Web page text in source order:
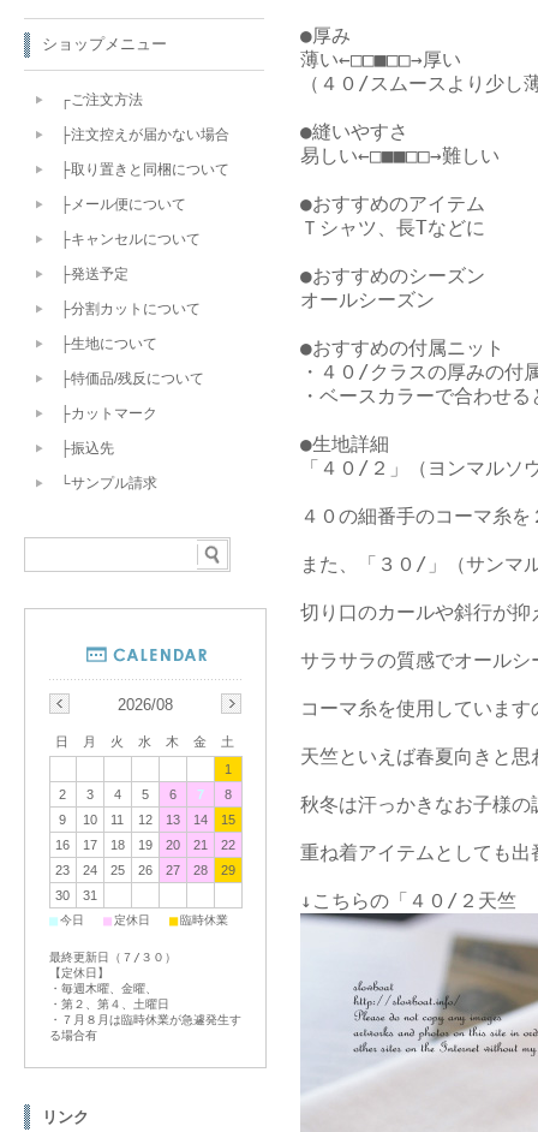
●厚み
薄い←□□■□□→厚い
（４０/スムースより少し
●縫いやすさ
易しい←□■■□□→難しい
●おすすめのアイテム
Ｔシャツ、長Tなどに
●おすすめのシーズン
オールシーズン
●おすすめの付属ニット
・４０/クラスの厚みの付
・ベースカラーで合わせ
●生地詳細
「４０/２」（ヨンマルソ
４０の細番手のコーマ糸
また、「３０/」（サンマ
切り口のカールや斜行が
サラサラの質感でオールシ
コーマ糸を使用していま
天竺といえば春夏向きと思
秋冬は汗っかきなお子様
重ね着アイテムとしても
ショップメニュー
┌ご注文方法
├注文控えが届かない場合
├取り置きと同梱について
├メール便について
├キャンセルについて
├発送予定
├分割カットについて
├生地について
├特価品/残反について
├カットマーク
├振込先
└サンプル請求
2026/08
日 月 火 水 木 金
土
1
2
3 4 5 6 7
8
9
10 11 12 13 14
15
16
17 18 19 20 21
22
23
24 25 26 27 28
29
30
31
■今日 ■定休日 ■臨時休業
最終更新日（７/３０）
【定休日】
・毎週木曜、金曜、
・第２、第４、土曜日
・７月８月は臨時休業が急遽発生す
る場合有
リンク